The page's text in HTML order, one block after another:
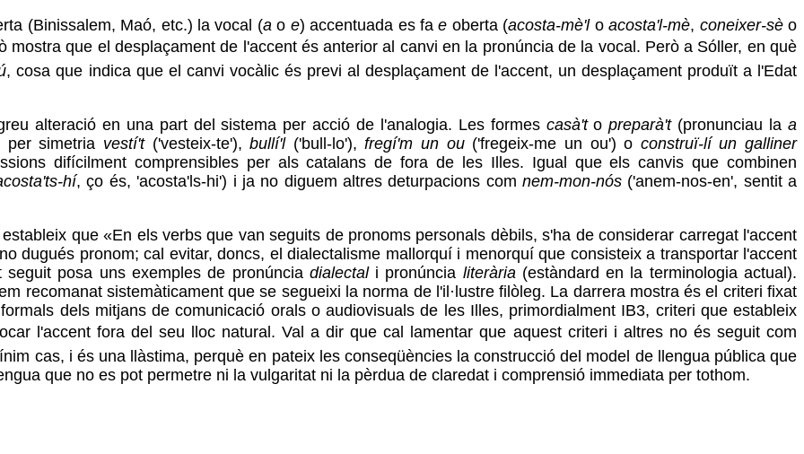
(Binissalem, Maó, etc.) la vocal (ao e) accentuada es fae oberta (acosta-mè'loacosta'l-mè, coneixer-sèo
mostra que el desplaçament de l'accent és anterior al canvi en la pronúncia de la vocal. Però a Sóller, en què
, cosa que indica que el canvi vocàlic és previ al desplaçament de l'accent, un desplaçament produït a l'Edat
alteració en una part del sistema per acció de l'analogia. Les formes casà'topreparà't(pronunciau laa
simetria vestí't ('vesteix-te'),bullí'l('bull-lo'),fregí'm un ou('fregeix-me un ou') o construï-lí un galliner
difícilment comprensibles per als catalans de fora de les Illes. Igual que els canvis que combinen
hí, ço és, 'acosta'ls-hi') i ja no diguem altres deturpacions com nem-mon-nós('anem-nos-en', sentit a
que «En els verbs que van seguits de pronoms personals dèbils, s'ha de considerar carregat l'accent
dugués pronom; cal evitar, doncs, el dialectalisme mallorquí i menorquí que consisteix a transportar l'accent
posa uns exemples de pronúncia dialectali pronúncia literària(estàndard en la terminologia actual).
recomanat sistemàticament que se segueixi la norma de l'il·lustre filòleg. La darrera mostra és el criteri fixat
dels mitjans de comunicació orals o audiovisuals de les Illes, primordialment IB3, criteri que estableix
l'accent fora del seu lloc natural. Val a dir que cal lamentar que aquest criteri i altres no és seguit com
cas, i és una llàstima, perquè en pateix les conseqüències la construcció del model de llengua pública que
que no es pot permetre ni la vulgaritat ni la pèrdua de claredat i comprensió immediata per tothom.